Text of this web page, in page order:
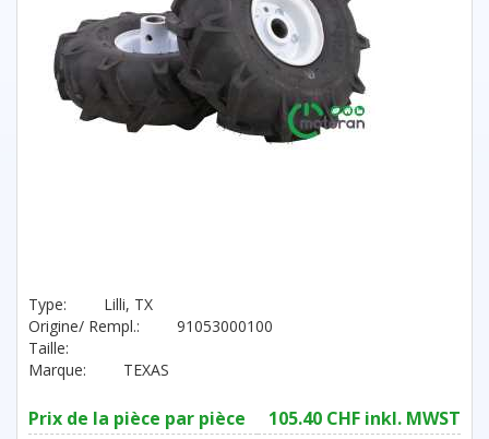
Type:
Lilli, TX
Origine/ Rempl.:
91053000100
Taille:
Marque:
TEXAS
Prix de la pièce par pièce 105.40 CHF inkl. MWST